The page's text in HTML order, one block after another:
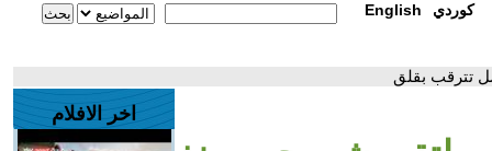
English كوردي
تترقب بقلق
اخر الافلام